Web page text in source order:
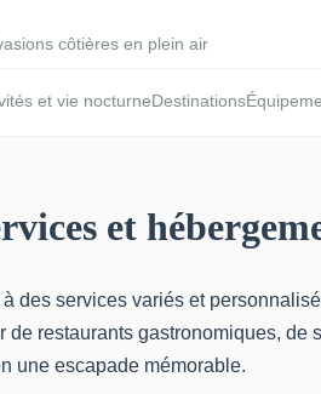
côtières en plein air
et vie nocturneDestinations
et
des services variés et
restaurants gastronomiques,
une escapade mémorable.